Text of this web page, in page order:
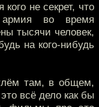
не секрет, что
армия во время
тысячи человек,
на кого-нибудь
там, в общем,
всё дело как бы